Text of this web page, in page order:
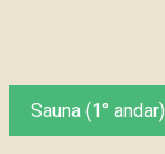
Sauna (1° andar)